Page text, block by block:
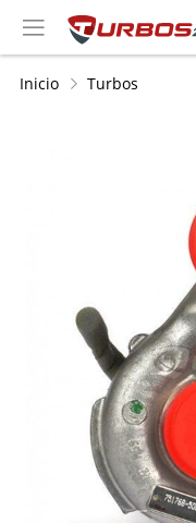
Inicio Turbos